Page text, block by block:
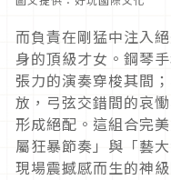
而負責在剛猛中注入
身的頂級才女。鋼琴
張力的演奏穿梭其間
放，弓弦交錯間的哀
形成絕配。這組合完
屬狂暴節奏」與「藝
現場震撼感而生的神級